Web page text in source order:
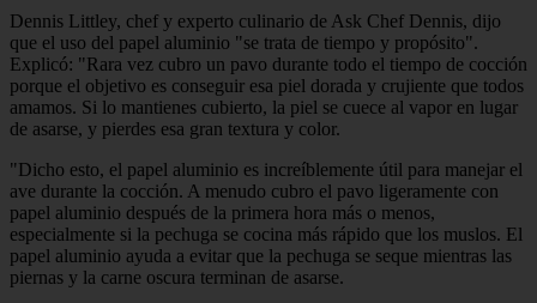
Dennis Littley, chef y experto culinario de Ask Chef Dennis, dijo
que el uso del papel aluminio "se trata de tiempo y propósito".
Explicó: "Rara vez cubro un pavo durante todo el tiempo de cocción
porque el objetivo es conseguir esa piel dorada y crujiente que todos
amamos. Si lo mantienes cubierto, la piel se cuece al vapor en lugar
de asarse, y pierdes esa gran textura y color.
"Dicho esto, el papel aluminio es increíblemente útil para manejar el
ave durante la cocción. A menudo cubro el pavo ligeramente con
papel aluminio después de la primera hora más o menos,
especialmente si la pechuga se cocina más rápido que los muslos. El
papel aluminio ayuda a evitar que la pechuga se seque mientras las
piernas y la carne oscura terminan de asarse.